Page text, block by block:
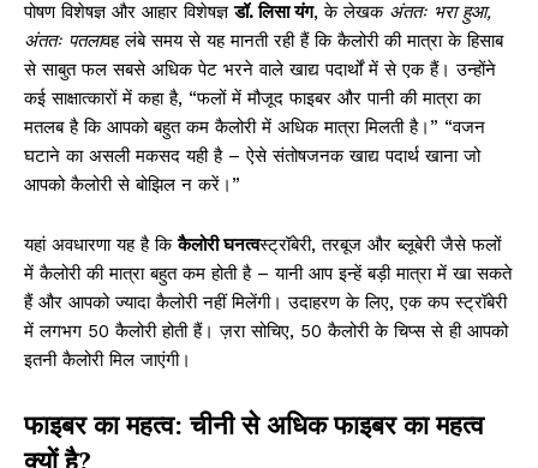
पोषण विशेषज्ञ और आहार विशेषज्ञडॉ. लिसा यंग, के लेखक अंततः भरा हुआ,
अंततः पतलावह लंबे समय से यह मानती रही हैं कि कैलोरी की मात्रा के हिसाब
से साबुत फल सबसे अधिक पेट भरने वाले खाद्य पदार्थों में से एक हैं। उन्होंने
कई साक्षात्कारों में कहा है, “फलों में मौजूद फाइबर और पानी की मात्रा का
मतलब है कि आपको बहुत कम कैलोरी में अधिक मात्रा मिलती है।” “वजन
घटाने का असली मकसद यही है – ऐसे संतोषजनक खाद्य पदार्थ खाना जो
आपको कैलोरी से बोझिल न करें।”
यहां अवधारणा यह है किकैलोरी घनत्वस्ट्रॉबेरी, तरबूज और ब्लूबेरी जैसे फलों
में कैलोरी की मात्रा बहुत कम होती है – यानी आप इन्हें बड़ी मात्रा में खा सकते
हैं और आपको ज्यादा कैलोरी नहीं मिलेंगी। उदाहरण के लिए, एक कप स्ट्रॉबेरी
में लगभग 50 कैलोरी होती हैं। ज़रा सोचिए, 50 कैलोरी के चिप्स से ही आपको
इतनी कैलोरी मिल जाएंगी।
फाइबर का महत्व: चीनी से अधिक फाइबर का महत्व
क्यों है?